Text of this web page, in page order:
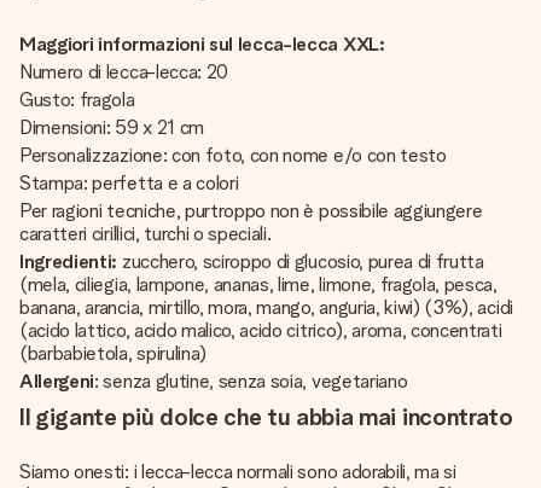
Maggiori informazioni sul lecca-lecca XXL:
Numero di lecca-lecca: 20
Gusto: fragola
Dimensioni: 59 x 21 cm
Personalizzazione: con foto, con nome e/o con testo
Stampa: perfetta e a colori
Per ragioni tecniche, purtroppo non è possibile aggiungere
caratteri cirillici, turchi o speciali.
Ingredienti: zucchero, sciroppo di glucosio, purea di frutta
(mela, ciliegia, lampone, ananas, lime, limone, fragola, pesca,
banana, arancia, mirtillo, mora, mango, anguria, kiwi) (3%), acidi
(acido lattico, acido malico, acido citrico), aroma, concentrati
(barbabietola, spirulina)
Allergeni: senza glutine, senza soia, vegetariano
Il gigante più dolce che tu abbia mai incontrato
Siamo onesti: i lecca-lecca normali sono adorabili, ma si